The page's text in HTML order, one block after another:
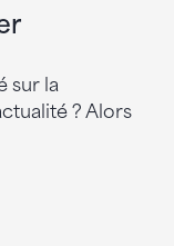
sur la
? Alors